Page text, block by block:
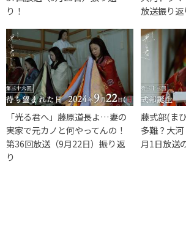
り！
放送振り返
「光る君へ」藤原道長よ…妻の
実家で元カノと何やってんの！
第36回放送（9月22日）振り返
り
藤式部(ま
多難？大
月1日放送